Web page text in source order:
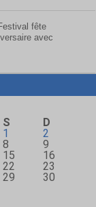
fête
avec
S
D
1
2
8
9
15
16
22
23
29
30